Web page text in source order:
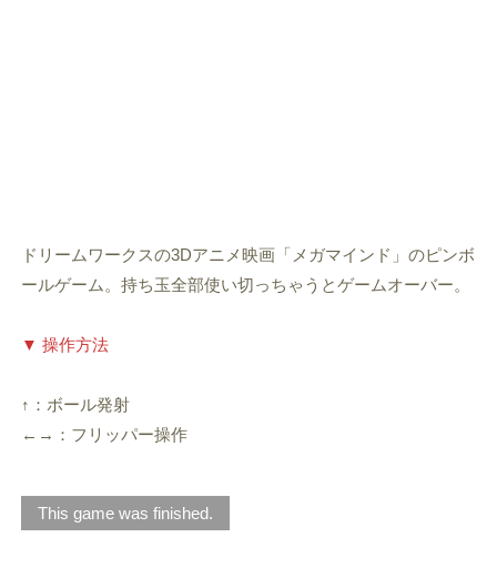
ドリームワークスの3Dアニメ映画「メガマインド」のピンボ
ールゲーム。持ち玉全部使い切っちゃうとゲームオーバー。
▼ 操作方法
↑：ボール発射
←→：フリッパー操作
This game was finished.